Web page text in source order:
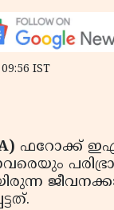
IST
ഫറോക്ക്